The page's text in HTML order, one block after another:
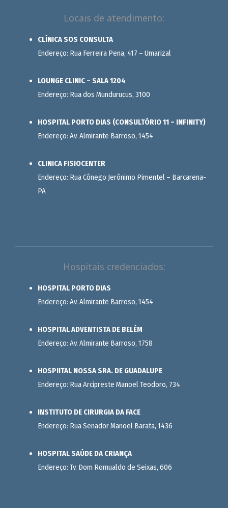
Locais de atendimento:
CLÍNICA SOS CONSULTA
Endereço: Rua Ferreira Pena, 417 – Umarizal
LOUNGE CLINIC – SALA 1204
Endereço: Rua dos Mundurucus, 3100
HOSPITAL PORTO DIAS (CONSULTÓRIO 11 – INFINITY)
Endereço: Av. Almirante Barroso, 1454
CLINICA FISIOCENTER
Endereço: Rua Cônego Jerônimo Pimentel – Barcarena-
PA
Hospitais credenciados:
HOSPITAL PORTO DIAS
Endereço: Av. Almirante Barroso, 1454
HOSPITAL ADVENTISTA DE BELÉM
Endereço: Av. Almirante Barroso, 1758
HOSPIITAL NOSSA SRA. DE GUADALUPE
Endereço: Rua Arcipreste Manoel Teodoro, 734
INSTITUTO DE CIRURGIA DA FACE
Endereço: Rua Senador Manoel Barata, 1436
HOSPITAL SAÚDE DA CRIANÇA
Endereço: Tv. Dom Romualdo de Seixas, 606